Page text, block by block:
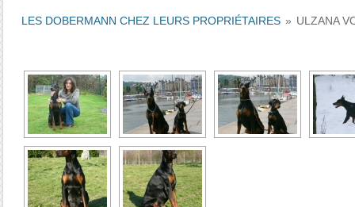
LES DOBERMANN CHEZ LEURS PROPRIÉTAIRES » ULZANA